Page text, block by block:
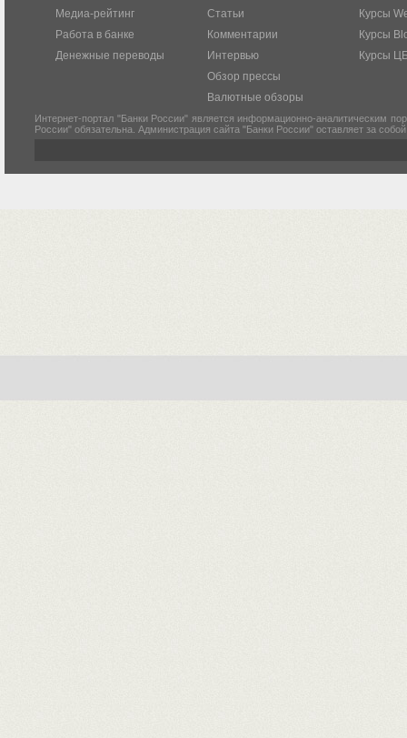
Медиа-рейтинг
Работа в банке
Денежные переводы
Статьи
Комментарии
Интервью
Обзор прессы
Валютные обзоры
Курсы
Курсы
Курсы
Интернет-портал "Банки России" является информационно-аналитическим
России" обязательна. Администрация сайта "Банки России" оставляет за